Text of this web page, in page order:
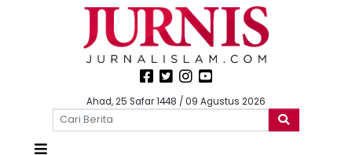
Ahad, 25 Safar 1448 / 09 Agustus 2026